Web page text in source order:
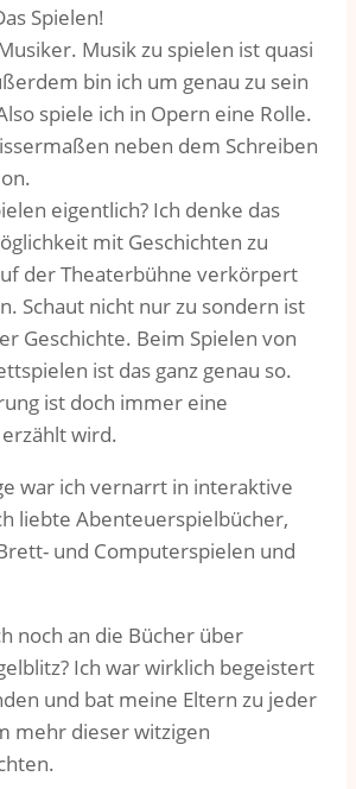
Spielen!
Musik zu spielen ist quasi
bin ich um genau zu sein
spiele ich in Opern eine Rolle.
neben dem Schreiben
eigentlich? Ich denke das
mit Geschichten zu
der Theaterbühne verkörpert
Schaut nicht nur zu sondern ist
Geschichte. Beim Spielen von
ist das ganz genau so.
ist doch immer eine
wird.
war ich vernarrt in interaktive
liebte Abenteuerspielbücher,
und Computerspielen und
noch an die Bücher über
Ich war wirklich begeistert
und bat meine Eltern zu jeder
mehr dieser witzigen